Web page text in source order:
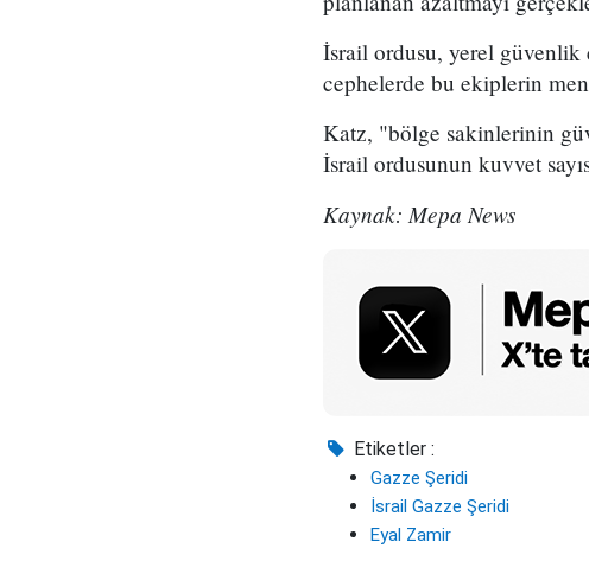
İsrail ordusu, yerel
cephelerde bu ekiplerin
Katz, "bölge sakinlerinin
İsrail ordusunun kuvvet
Kaynak: Mepa News
Etiketler :
Gazze Şeridi
İsrail Gazze Şeridi
Eyal Zamir